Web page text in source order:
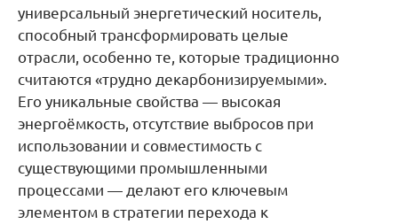
универсальный энергетический носитель,
способный трансформировать целые
отрасли, особенно те, которые традиционно
считаются «трудно декарбонизируемыми».
Его уникальные свойства — высокая
энергоёмкость, отсутствие выбросов при
использовании и совместимость с
существующими промышленными
процессами — делают его ключевым
элементом в стратегии перехода к